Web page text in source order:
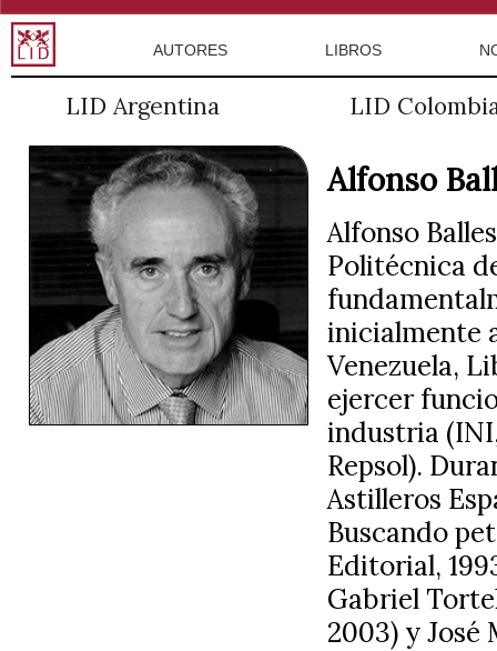
AUTORES LIBROS
LID Argentina LID
Alfonso
Alfonso
Politécnica
inicialmente
Venezuela,
ejercer
industria
Repsol).
Astilleros
Buscando
Editorial,
Gabriel
2003) y José